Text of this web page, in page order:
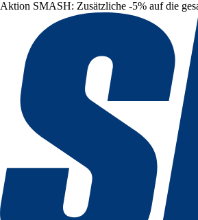
Aktion SMASH: Zusätzliche -5% auf die